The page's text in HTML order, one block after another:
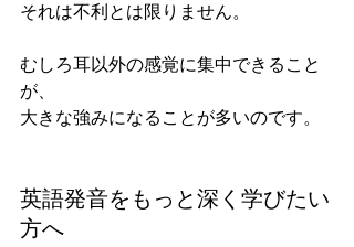
それは不利とは限りません。
むしろ耳以外の感覚に集中できること
が、
大きな強みになることが多いのです。
英語発音をもっと深く学びたい
方へ